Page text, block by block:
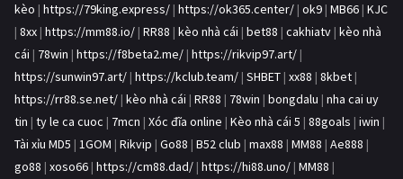
kèo | https://79king.express/ | https://ok365.center/ | ok9 | MB66 | KJC
| 8xx | https://mm88.io/ | RR88 | kèo nhà cái | bet88 | cakhiatv | kèo nhà
cái | 78win | https://f8beta2.me/ | https://rikvip97.art/ |
https://sunwin97.art/ | https://kclub.team/ | SHBET | xx88 | 8kbet |
https://rr88.se.net/ | kèo nhà cái | RR88 | 78win | bongdalu | nha cai uy
tin | ty le ca cuoc | 7mcn | Xóc đĩa online | Kèo nhà cái 5 | 88goals | iwin |
Tài xỉu MD5 | 1GOM | Rikvip | Go88 | B52 club | max88 | MM88 | Ae888 |
go88 | xoso66 | https://cm88.dad/ | https://hi88.uno/ | MM88 |